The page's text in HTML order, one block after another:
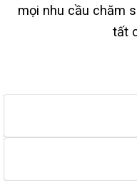
mọi nhu cầu chăm
tất